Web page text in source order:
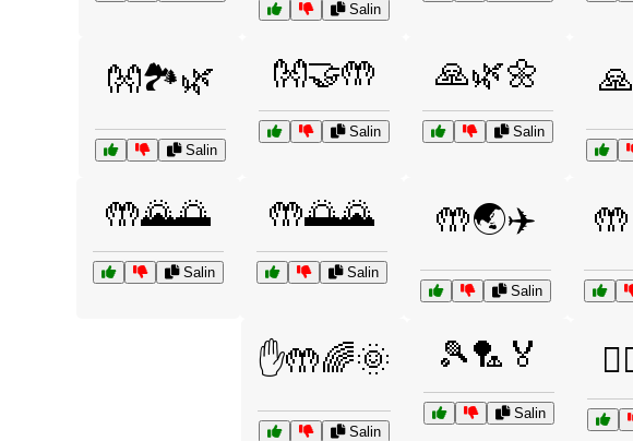
Salin
👐🏞️🌿
Salin
👐🤝🤲
Salin
🙏🌿🌼
Salin
🤲🌄🌅
Salin
🤲🌅🌄
Salin
🤲🌏✈️
Salin
✋🤲🌈🌞
Salin
🎾🏸🏅
Salin